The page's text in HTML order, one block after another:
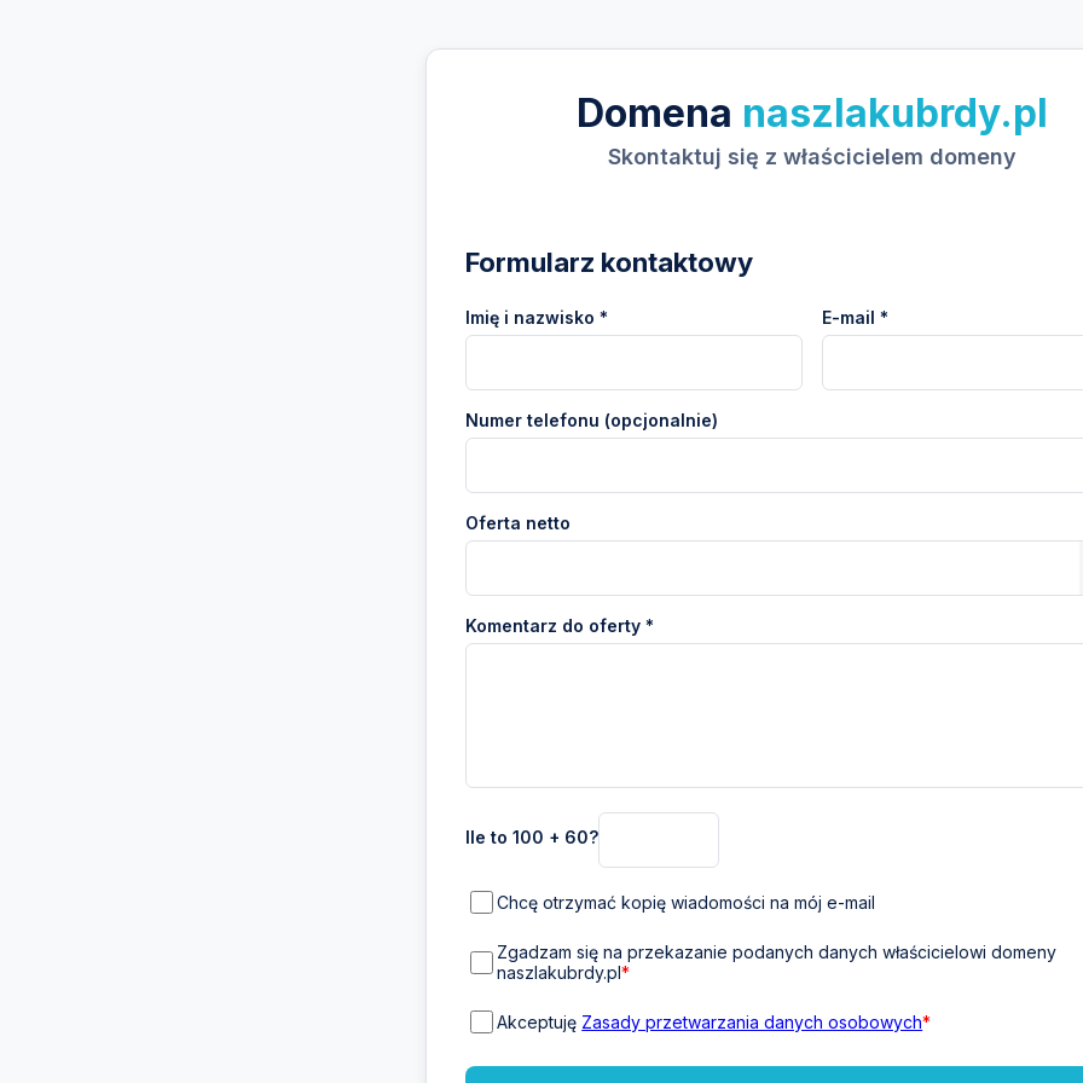
Domena naszlakubrdy.pl
Skontaktuj się z właścicielem domeny
Formularz kontaktowy
Imię i nazwisko * E-mail *
Numer telefonu (opcjonalnie)
Oferta netto
Komentarz do oferty *
Ile to 100 + 60?
Chcę otrzymać kopię wiadomości na mój e-mail
Zgadzam się na przekazanie podanych danych właścicielowi domeny
naszlakubrdy.pl*
Akceptuję Zasady przetwarzania danych osobowych*